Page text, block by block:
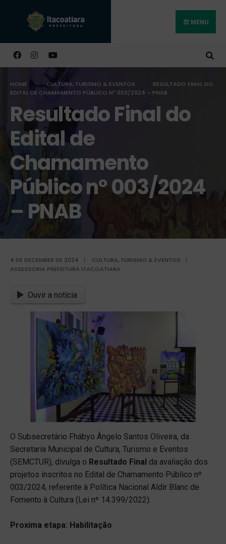
MENU
HOME CULTURA, TURISMO & EVENTOS
RESULTADO FINAL DO
EDITAL DE CHAMAMENTO PÚBLICO Nº 003/2024 – PNAB
Resultado Final do
Edital de
Chamamento
Público nº 003/2024
– PNAB
4 DE DECEMBER DE 2024 | CULTURA, TURISMO & EVENTOS
|
ASSESSORIA PREFEITURA ITACOATIARA
Ouvir a notícia
O Subsecretário Fhábyo Ângelo Santos Oliveira, da
Secretaria Municipal de Cultura, Turismo e Eventos
(SEMCTUR), divulga o Resultado Final da avaliação dos
projetos inscritos no Edital de Chamamento Público nº
003/2024, referente à Política Nacional Aldir Blanc de
Fomento à Cultura (Lei nº 14.399/2022).
Proxima etapa: Habilitação
Buscar